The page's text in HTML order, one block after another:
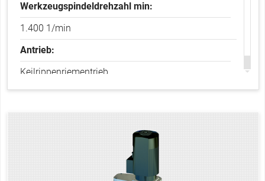
Werkzeugspindeldrehzahl min:
1.400 1/min
Antrieb:
Keilrippenriementrieb